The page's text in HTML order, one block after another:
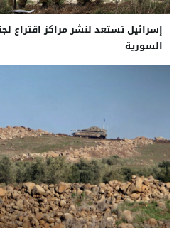
إسرائيل تستعد لنشر مراكز اقتراع
السورية